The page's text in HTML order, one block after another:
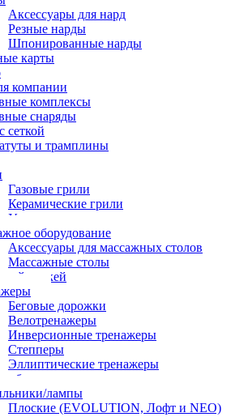
Аксессуары для нард
Резные нарды
Шпонированные нарды
карты
компании
комплексы
снаряды
сеткой
и трамплины
Газовые грили
Керамические грили
Угольные грили
оборудование
Аксессуары для массажных столов
Массажные столы
хоккей
Беговые дорожки
Велотренажеры
Инверсионные тренажеры
Степперы
Эллиптические тренажеры
бильярда
лампы
Плоские (EVOLUTION, Лофт и NEO)